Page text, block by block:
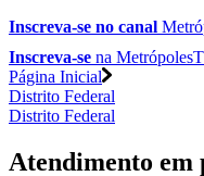
Inscreva-se no canal
Inscreva-se na
Página Inicial
Distrito Federal
Distrito Federal
Atendimento em